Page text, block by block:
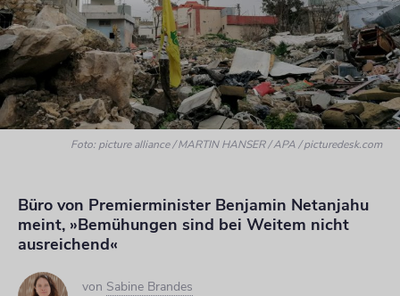
Foto: picture alliance / MARTIN HANSER / APA / picturedesk.com
Büro von Premierminister Benjamin Netanjahu
meint, »Bemühungen sind bei Weitem nicht
ausreichend«
von Sabine Brandes